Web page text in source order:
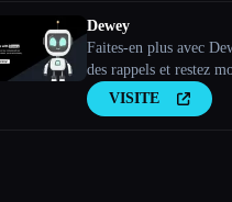
Dewey
Faites-en plus avec
des rappels et restez
messages texte de
responsable de l''IA.
VISITE